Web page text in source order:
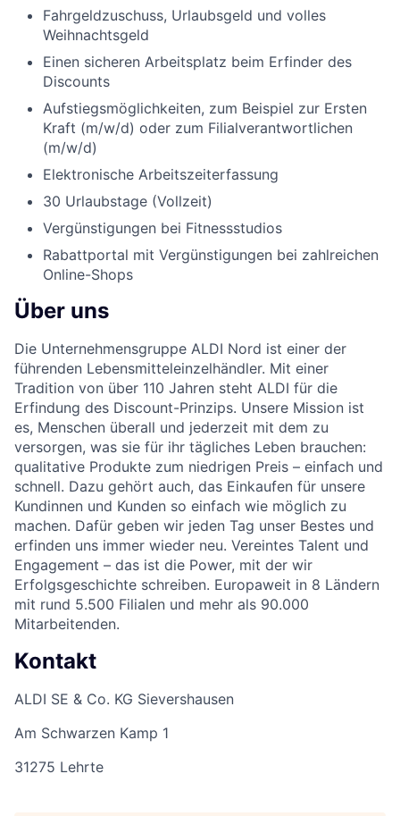
Fahrgeldzuschuss, Urlaubsgeld und volles
Weihnachtsgeld
Einen sicheren Arbeitsplatz beim Erfinder des
Discounts
Aufstiegsmöglichkeiten, zum Beispiel zur Ersten
Kraft (m/w/d) oder zum Filialverantwortlichen
(m/w/d)
Elektronische Arbeitszeiterfassung
30 Urlaubstage (Vollzeit)
Vergünstigungen bei Fitnessstudios
Rabattportal mit Vergünstigungen bei zahlreichen
Online-Shops
Über uns
Die Unternehmensgruppe ALDI Nord ist einer der
führenden Lebensmitteleinzelhändler. Mit einer
Tradition von über 110 Jahren steht ALDI für die
Erfindung des Discount-Prinzips. Unsere Mission ist
es, Menschen überall und jederzeit mit dem zu
versorgen, was sie für ihr tägliches Leben brauchen:
qualitative Produkte zum niedrigen Preis – einfach und
schnell. Dazu gehört auch, das Einkaufen für unsere
Kundinnen und Kunden so einfach wie möglich zu
machen. Dafür geben wir jeden Tag unser Bestes und
erfinden uns immer wieder neu. Vereintes Talent und
Engagement – das ist die Power, mit der wir
Erfolgsgeschichte schreiben. Europaweit in 8 Ländern
mit rund 5.500 Filialen und mehr als 90.000
Mitarbeitenden.
Kontakt
ALDI SE & Co. KG Sievershausen
Am Schwarzen Kamp 1
31275 Lehrte